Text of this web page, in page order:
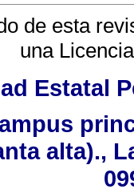
de esta
una
Estatal
alta).,